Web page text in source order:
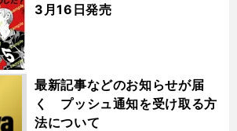
3月16日発売
最新記事などのお知らせが届
く プッシュ通知を受け取る方
法について